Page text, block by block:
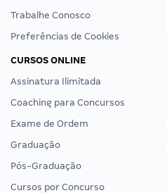
Trabalhe Conosco
Preferências de Cookies
CURSOS ONLINE
Assinatura Ilimitada
Coaching para Concursos
Exame de Ordem
Graduação
Pós-Graduação
Cursos por Concurso